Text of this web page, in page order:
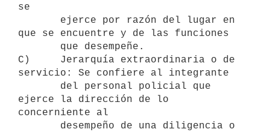
se
que se encuentre y de las funciones
C)     Jerarquía extraordinaria o de
servicio: Se confiere al integrante
ejerce la dirección de lo
concerniente al